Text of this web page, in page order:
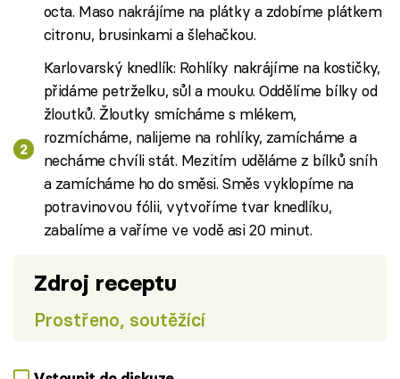
octa. Maso nakrájíme na plátky a zdobíme plátkem
citronu, brusinkami a šlehačkou.
Karlovarský knedlík: Rohlíky nakrájíme na kostičky,
přidáme petrželku, sůl a mouku. Oddělíme bílky od
žloutků. Žloutky smícháme s mlékem,
rozmícháme, nalijeme na rohlíky, zamícháme a
necháme chvíli stát. Mezitím uděláme z bílků sníh
a zamícháme ho do směsi. Směs vyklopíme na
potravinovou fólii, vytvoříme tvar knedlíku,
zabalíme a vaříme ve vodě asi 20 minut.
Zdroj receptu
Prostřeno, soutěžící